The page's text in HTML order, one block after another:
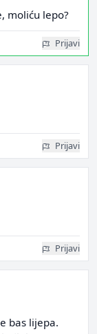
moliću lepo?
Prijavi
Prijavi
Prijavi
bas lijepa.